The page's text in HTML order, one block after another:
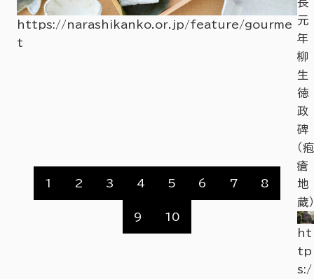
https://narashikanko.or.jp/feature/gourme
t
r
1 2 3 4 5 6 7 8
9 10
寺
元
年
柳
生
徳
政
碑
（疱
瘡
地
蔵）
ht
tp
s:/